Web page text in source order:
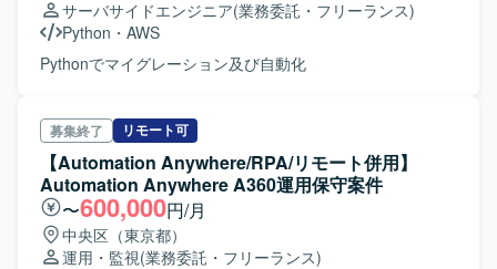
サーバサイドエンジニア(業務委託・フリーランス)
Python ・ AWS
Pythonでマイグレーション及び自動化
募集終了 リモート可
【Automation Anywhere/RPA/リモート併用】
Automation Anywhere A360運用保守案件
〜600,000円/月
中央区（東京都）
運用・監視(業務委託・フリーランス)